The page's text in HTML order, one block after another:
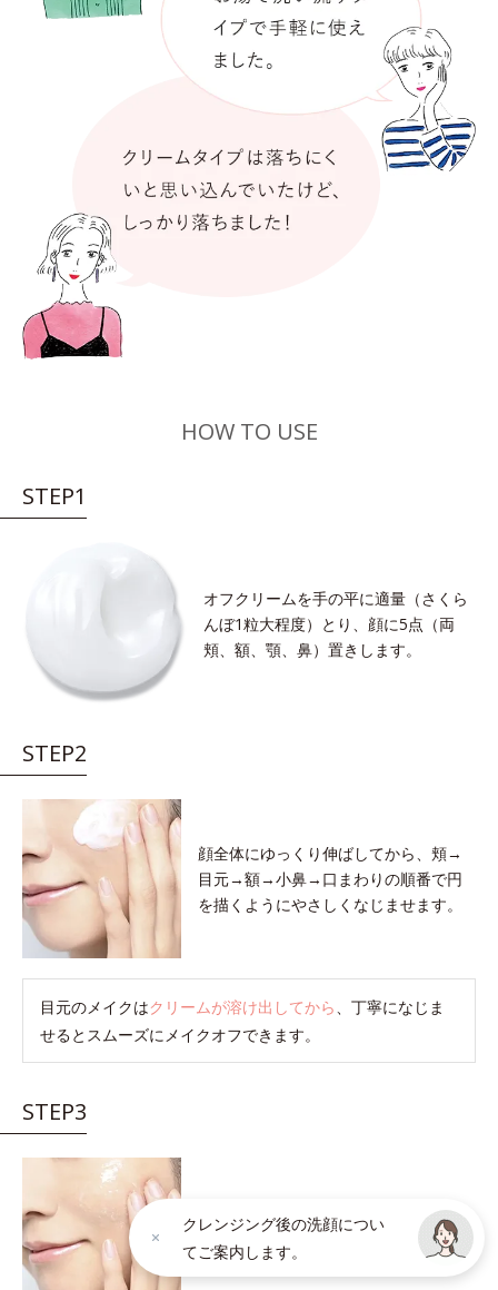
HOW TO USE
STEP1
オフクリームを手の平に適量（さくら
んぼ1粒大程度）とり、顔に5点（両
頬、額、顎、鼻）置きします。
STEP2
顔全体にゆっくり伸ばしてから、頬→
目元→額→小鼻→口まわりの順番で円
を描くようにやさしくなじませます。
目元のメイクはクリームが溶け出してから、丁寧になじま
せるとスムーズにメイクオフできます。
STEP3
クリームが肌の上でメイク汚れを巻き
こむと軽い感触に変わります。
感触が
軽くなったら洗い流しのサインです。
クレンジング後の洗顔につい
てご案内します。